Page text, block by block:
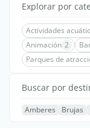
Explorar por
Actividades
Animación 2
Parques de
Buscar por
Amberes Brujas